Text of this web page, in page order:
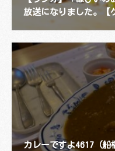
放送になりました。【
カレーですよ4617（